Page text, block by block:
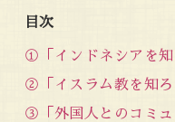
目次
①「インドネシアを
②「イスラム教を知ろ
③「外国人とのコミ